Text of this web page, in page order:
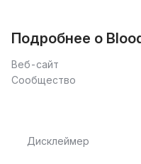
Подробнее о
Веб-сайт
Сообщество
Дисклеймер